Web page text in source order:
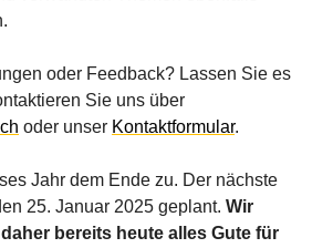
oder Feedback? Lassen Sie es
Sie uns über
oder unser Kontaktformular.
Jahr dem Ende zu. Der nächste
25. Januar 2025 geplant. Wir
bereits heute alles Gute für